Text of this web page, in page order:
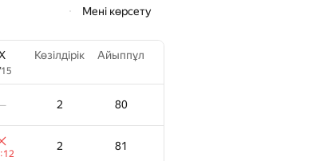
Мені көрсету
15
Көзілдірік Айыппұл
2 80
2 81